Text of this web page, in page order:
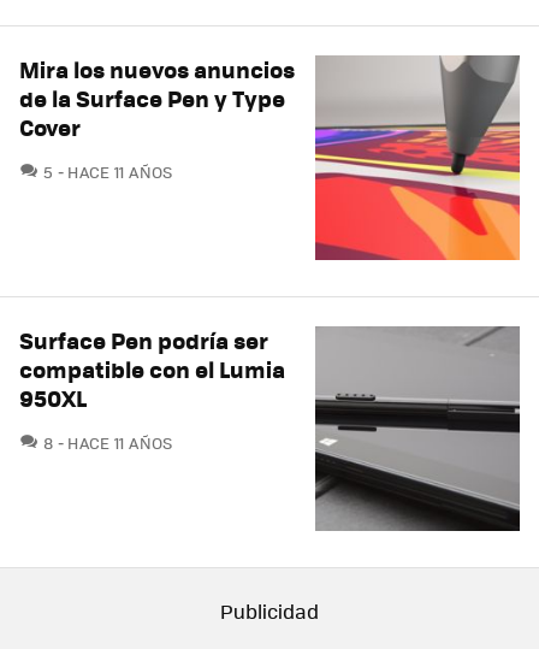
Mira los nuevos anuncios
de la Surface Pen y Type
Cover
5 COMENTARIOS
HACE 11 AÑOS
Surface Pen podría ser
compatible con el Lumia
950XL
8 COMENTARIOS
HACE 11 AÑOS